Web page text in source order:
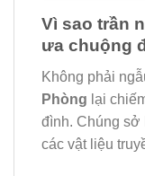
Vì sao trần
ưa chuộng
Không phải
Phòng lại
đình. Chúng
các vật liệu